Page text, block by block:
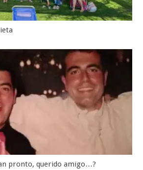
pronto, querido amigo…?